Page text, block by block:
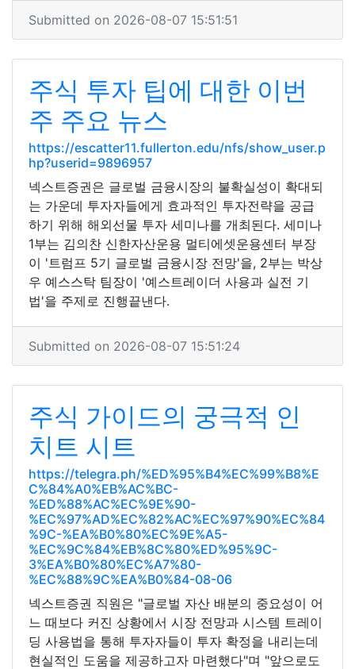
Submitted on 2026-08-07 15:51:51
주식 투자 팁에 대한 이번
주 주요 뉴스
https://escatter11.fullerton.edu/nfs/show_user.p
hp?userid=9896957
넥스트증권은 글로벌 금융시장의 불확실성이 확대되
는 가운데 투자자들에게 효과적인 투자전략을 공급
하기 위해 해외선물 투자 세미나를 개최된다. 세미나
1부는 김의찬 신한자산운용 멀티에셋운용센터 부장
이 '트럼프 5기 글로벌 금융시장 전망'을, 2부는 박상
우 예스스탁 팀장이 '예스트레이더 사용과 실전 기
법'을 주제로 진행끝낸다.
Submitted on 2026-08-07 15:51:24
주식 가이드의 궁극적 인
치트 시트
https://telegra.ph/%ED%95%B4%EC%99%B8%E
C%84%A0%EB%AC%BC-
%ED%88%AC%EC%9E%90-
%EC%97%AD%EC%82%AC%EC%97%90%EC%84
%9C-%EA%B0%80%EC%9E%A5-
%EC%9C%84%EB%8C%80%ED%95%9C-
3%EA%B0%80%EC%A7%80-
%EC%88%9C%EA%B0%84-08-06
넥스트증권 직원은 "글로벌 자산 배분의 중요성이 어
느 때보다 커진 상황에서 시장 전망과 시스템 트레이
딩 사용법을 통해 투자자들이 투자 확정을 내리는데
현실적인 도움을 제공하고자 마련했다"며 "앞으로도